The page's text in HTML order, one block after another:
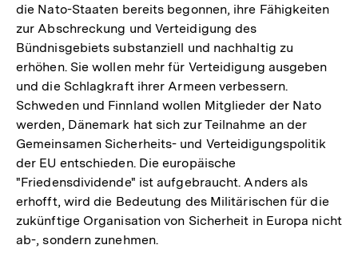
die Nato-Staaten bereits begonnen, ihre Fähigkeiten
zur Abschreckung und Verteidigung des
Bündnisgebiets substanziell und nachhaltig zu
erhöhen. Sie wollen mehr für Verteidigung ausgeben
und die Schlagkraft ihrer Armeen verbessern.
Schweden und Finnland wollen Mitglieder der Nato
werden, Dänemark hat sich zur Teilnahme an der
Gemeinsamen Sicherheits- und Verteidigungspolitik
der EU entschieden. Die europäische
"Friedensdividende" ist aufgebraucht. Anders als
erhofft, wird die Bedeutung des Militärischen für die
zukünftige Organisation von Sicherheit in Europa nicht
ab-, sondern zunehmen.